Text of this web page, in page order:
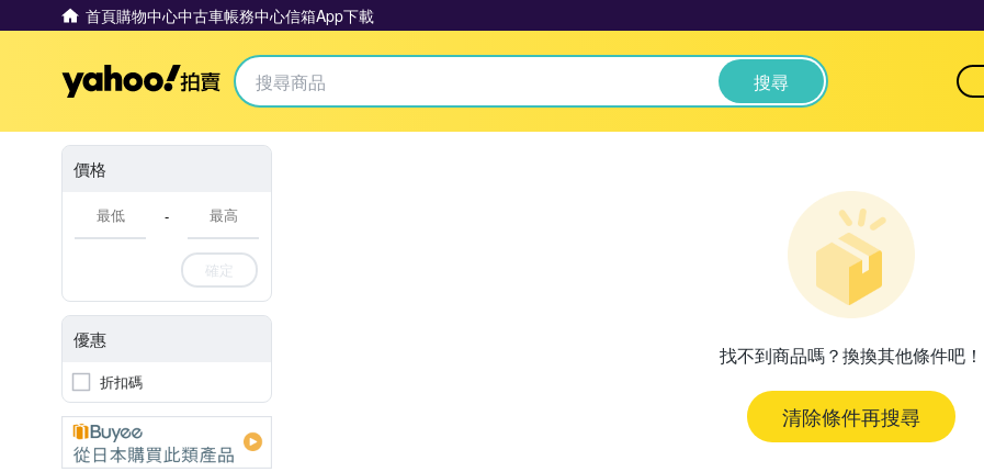
首頁購物中心中古車帳務中心信箱App下載
Yahoo拍賣 搜尋
價格
-
確定
優惠
折扣碼
找不到商品嗎？換換其他條件吧！
清除條件再搜尋